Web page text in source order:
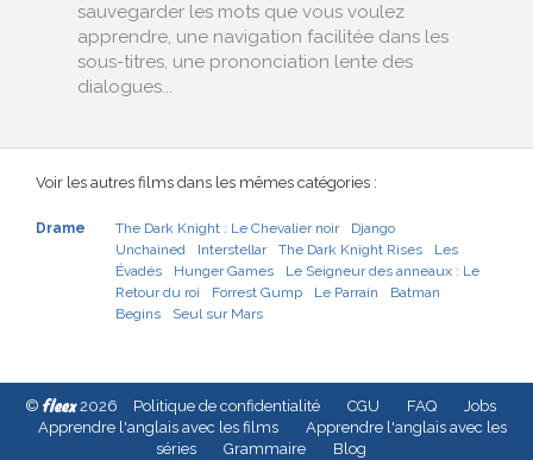
sauvegarder les mots que vous voulez
apprendre, une navigation facilitée dans les
sous-titres, une prononciation lente des
dialogues...
Voir les autres films dans les mêmes catégories :
Drame The Dark Knight : Le Chevalier noir
Django
Unchained
Interstellar The Dark Knight Rises
Les
Évadés
Hunger Games
Le Seigneur des anneaux : Le
Retour du roi
Forrest Gump Le Parrain
Batman
Begins
Seul sur Mars
© fleex2026 Politique de confidentialité CGU FAQ
Jobs
Apprendre l'anglais avec les films
Apprendre l'anglais avec les
séries
Grammaire Blog